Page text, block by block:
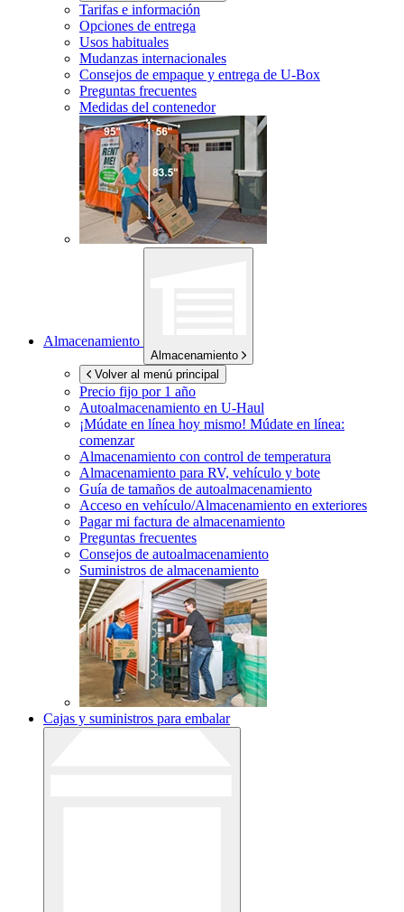
Tarifas e información
Opciones de entrega
Usos habituales
Mudanzas internacionales
Consejos de empaque y entrega de U-Box
Preguntas frecuentes
Medidas del contenedor
Almacenamiento
Almacenamiento
Volver al menú principal
Precio fijo por 1 año
Autoalmacenamiento en U-Haul
¡Múdate en línea hoy mismo! Múdate en línea:
comenzar
Almacenamiento con control de temperatura
Almacenamiento para RV, vehículo y bote
Guía de tamaños de autoalmacenamiento
Acceso en vehículo/Almacenamiento en exteriores
Pagar mi factura de almacenamiento
Preguntas frecuentes
Consejos de autoalmacenamiento
Suministros de almacenamiento
Cajas y suministros para embalar